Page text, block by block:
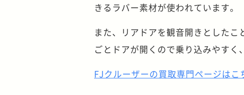
きるラバー素材が使われています。
また、リアドアを観音開きとした
ごとドアが開くので乗り込みやす
FJクルーザーの買取専門ページはこ